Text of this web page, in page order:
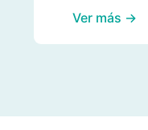
Ver más →